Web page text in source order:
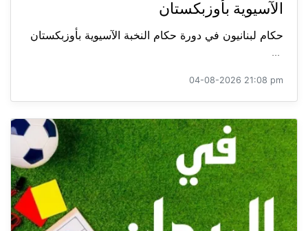
الآسيوية بأوزبكستان
حكام لبنانيون في دورة حكام النخبة الآسيوية بأوزبكستان
...
04-08-2026 21:08 pm